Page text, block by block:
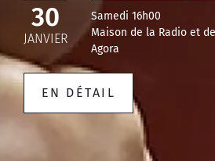
30
JANVIER
Samedi 16h00
Maison de la Radio et
Agora
EN DÉTAIL